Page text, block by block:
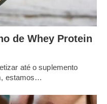
de Whey Protein
até o suplemento
estamos…